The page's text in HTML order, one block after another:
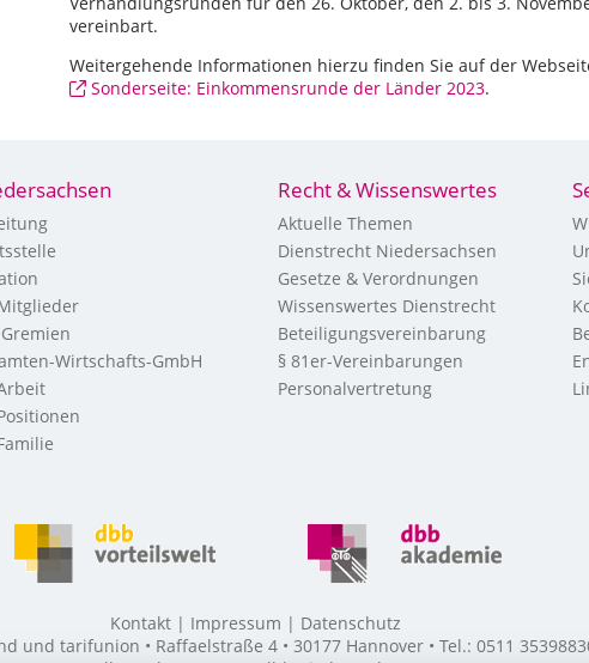
vereinbart.
Weitergehende Informationen hierzu finden Sie auf der
Sonderseite: Einkommensrunde der Länder 2023.
Wirtschafts-GmbH
Recht & Wissenswertes
Aktuelle Themen
Dienstrecht Niedersachsen
Gesetze & Verordnungen
Wissenswertes Dienstrecht
Beteiligungsvereinbarung
§ 81er-Vereinbarungen
Personalvertretung
Kontakt Impressum
Datenschutz
tarifunion • Raffaelstraße 4 • 30177 Hannover • Tel.: 0511